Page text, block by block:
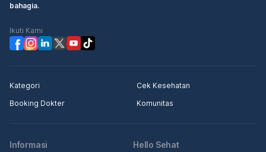
bahagia.
Ikuti Kami
Kategori
Cek Kesehatan
Booking Dokter
Komunitas
Informasi Hello Sehat